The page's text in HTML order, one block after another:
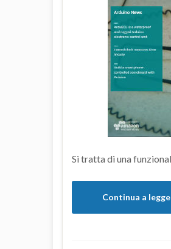
Si tratta di una
Continua a